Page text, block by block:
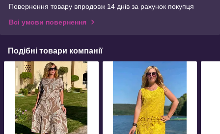
Повернення товару впродовж 14 днів за рахунок покупця
Всі умови повернення
Подібні товари компанії